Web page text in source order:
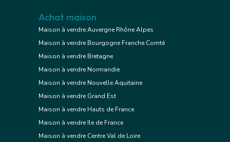
Achat maison
Maison à vendre Auvergne Rhône Alpes
Maison à vendre Bourgogne Franche Comté
Maison à vendre Bretagne
Maison à vendre Normandie
Maison à vendre Nouvelle Aquitaine
Maison à vendre Grand Est
Maison à vendre Hauts de France
Maison à vendre Ile de France
Maison à vendre Centre Val de Loire